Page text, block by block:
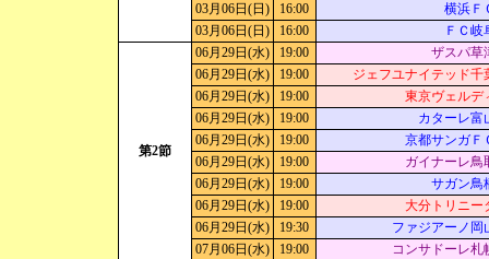
03月06日(日)
16:00
横浜Ｆ
03月06日(日)
16:00 ＦＣ岐
第2節
06月29日(水) 19:00
ザスパ草
06月29日(水)
19:00
ジェフユナイテッド千
06月29日(水)
19:00
東京ヴェルデ
06月29日(水)
19:00
カターレ富
06月29日(水)
19:00
京都サンガＦ
06月29日(水)
19:00
ガイナーレ鳥
06月29日(水)
19:00
サガン鳥
06月29日(水)
19:00
大分トリニー
06月29日(水)
19:30
ファジアーノ岡
07月06日(水)
19:00 コンサドーレ札